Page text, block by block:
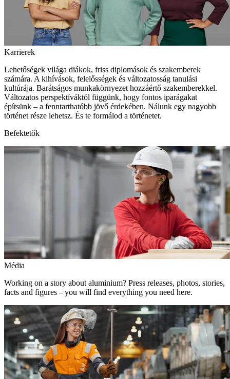
Karrierek
Lehetőségek világa diákok, friss diplomások és szakemberek
számára. A kihívások, felelősségek és változatosság tanulási
kultúrája. Barátságos munkakörnyezet hozzáértő szakemberekkel.
Változatos perspektíváktól függünk, hogy fontos iparágakat
építsünk – a fenntarthatóbb jövő érdekében. Nálunk egy nagyobb
történet része lehetsz. És te formálod a történetet.
Befektetők
Média
Working on a story about aluminium? Press releases, photos, stories,
facts and figures – you will find everything you need here.